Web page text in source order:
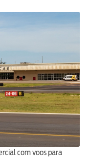
com voos para